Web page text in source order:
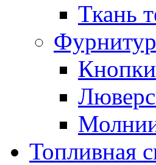
Ткань
Кнопки
Топливная